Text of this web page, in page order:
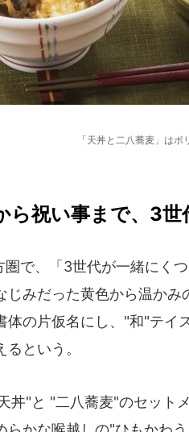
「天丼と二八蕎麦」はボ
ら祝い事まで、3世
で、「3世代が一緒にく
じみだった黄色から温か
体の片仮名にし、"和"テイ
という。
丼"と "二八蕎麦"のセット